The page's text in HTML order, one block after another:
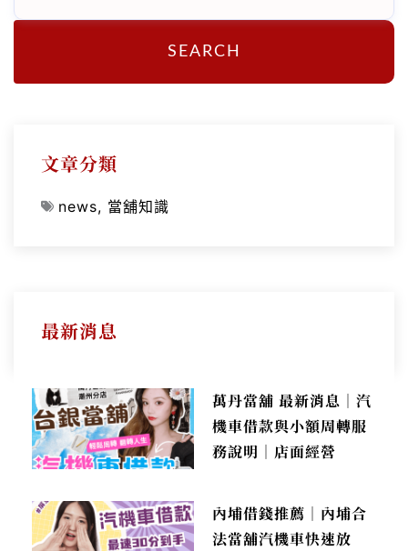
SEARCH
文章分類
news, 當舖知識
最新消息
萬丹當舖 最新消息｜汽
機車借款與小額周轉服
務說明｜店面經營
內埔借錢推薦｜內埔合
法當舖汽機車快速放